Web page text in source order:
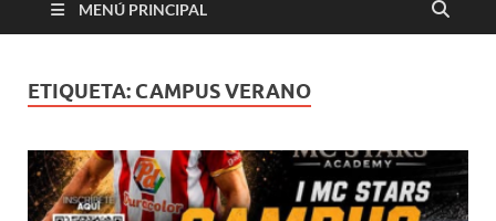
MENÚ PRINCIPAL
ETIQUETA: CAMPUS VERANO